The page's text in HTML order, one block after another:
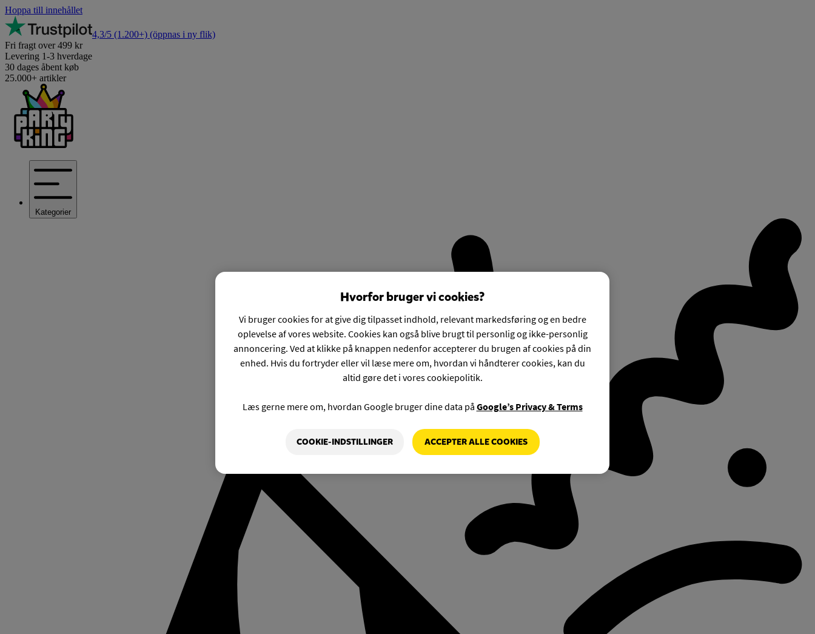
Hoppa till innehållet
4,3/5 (1.200+) (öppnas i ny flik)
Fri fragt over 499 kr
Levering 1-3 hverdage
30 dages åbent køb
25.000+ artikler
Kategorier
Hvorfor bruger vi cookies?
Vi bruger cookies for at give dig tilpasset indhold, relevant markedsføring og en bedre
oplevelse af vores website. Cookies kan også blive brugt til personlig og ikke-personlig
annoncering. Ved at klikke på knappen nedenfor accepterer du brugen af cookies på din
enhed. Hvis du fortryder eller vil læse mere om, hvordan vi håndterer cookies, kan du
altid gøre det i vores cookiepolitik.
Læs gerne mere om, hvordan Google bruger dine data på Google’s Privacy & Terms
COOKIE-INDSTILLINGER ACCEPTER ALLE COOKIES